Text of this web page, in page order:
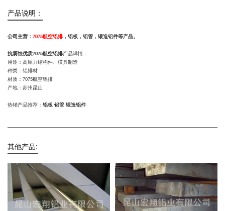
产品说明：
公司主营： 7075航空铝排，铝板，铝管，锻造铝件等产品。
抗腐蚀优质7075航空铝排产品详情：
用途：高应力结构件、模具制造
种类：铝排材
材质：7075航空铝排
产地：苏州昆山
热销产品推荐： 铝板 铝管 锻造铝件
其他产品: